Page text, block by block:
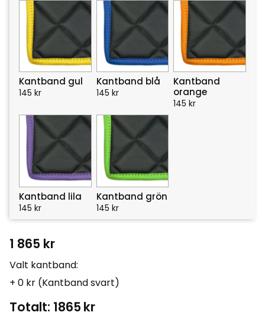
Kantband gul
145 kr
Kantband blå
145 kr
Kantband
orange
145 kr
Kantband lila
145 kr
Kantband grön
145 kr
1 865 kr
Valt kantband:
+ 0 kr (Kantband svart)
Totalt: 1865 kr